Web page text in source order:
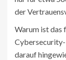
der
Warum ist das
darauf